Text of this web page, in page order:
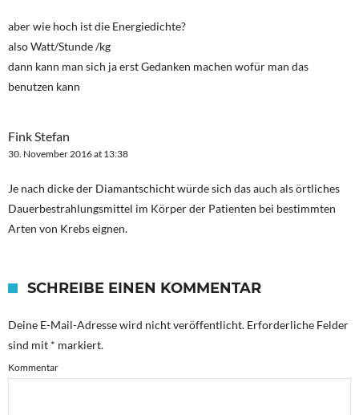
aber wie hoch ist die Energiedichte?
also Watt/Stunde /kg
dann kann man sich ja erst Gedanken machen wofür man das
benutzen kann
Fink Stefan
30. November 2016 at 13:38
Je nach dicke der Diamantschicht würde sich das auch als örtliches
Dauerbestrahlungsmittel im Körper der Patienten bei bestimmten
Arten von Krebs eignen.
SCHREIBE EINEN KOMMENTAR
Deine E-Mail-Adresse wird nicht veröffentlicht. Erforderliche Felder
sind mit * markiert.
Kommentar